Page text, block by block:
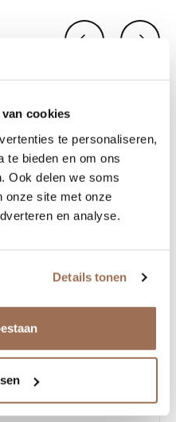
cookies
te personaliseren,
te bieden en om ons
Ook delen we soms
onze site met onze
en analyse.
Details tonen